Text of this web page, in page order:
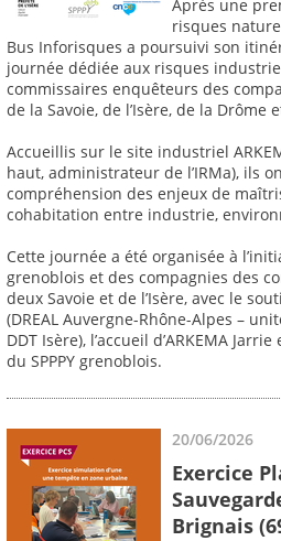
Après une
risques
Bus Inforisques a poursuivi son
journée dédiée aux risques
commissaires enquêteurs des
de la Savoie, de l’Isère, de la Drôme
Accueillis sur le site industriel
haut, administrateur de l’IRMa), ils
compréhension des enjeux de
cohabitation entre industrie,
Cette journée a été organisée à
grenoblois et des compagnies des
deux Savoie et de l’Isère, avec le
(DREAL Auvergne-Rhône-Alpes –
DDT Isère), l’accueil d’ARKEMA
du SPPPY grenoblois.
20/06/2026
Exercice
Brignais